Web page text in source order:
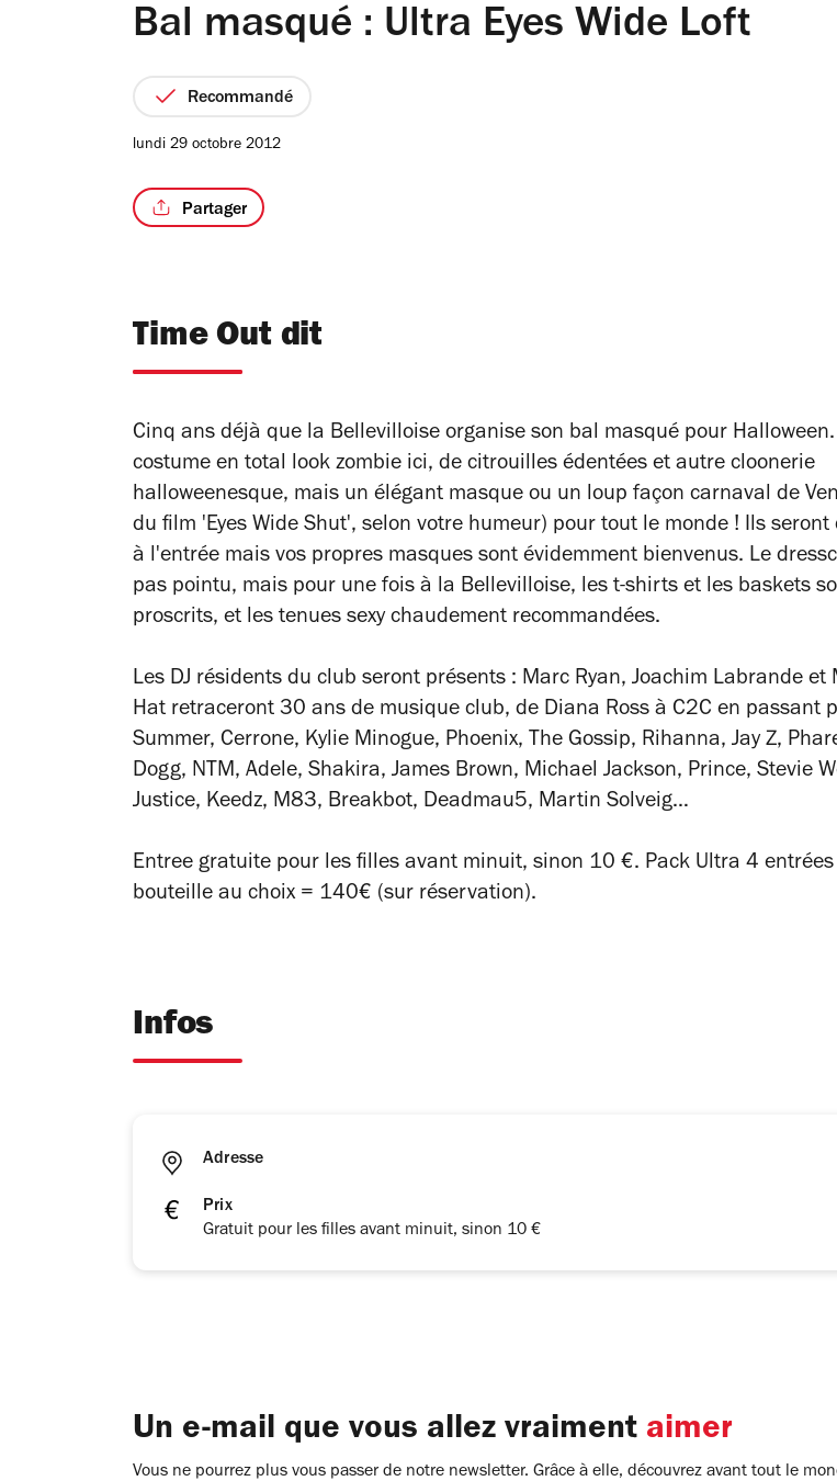
Bal masqué : Ultra Eyes Wide Loft
Recommandé
lundi 29 octobre 2012
Partager
Time Out dit
Cinq ans déjà que la Bellevilloise organise son bal masqué pour
costume en total look zombie ici, de citrouilles édentées et autre cloonerie
halloweenesque, mais un élégant masque ou un loup façon carnaval de
du film 'Eyes Wide Shut', selon votre humeur) pour tout le monde ! Ils
à l'entrée mais vos propres masques sont évidemment bienvenus. Le
pas pointu, mais pour une fois à la Bellevilloise, les t-shirts et les baskets
proscrits, et les tenues sexy chaudement recommandées.
Les DJ résidents du club seront présents : Marc Ryan, Joachim Labrande et
Hat retraceront 30 ans de musique club, de Diana Ross à C2C en passant
Summer, Cerrone, Kylie Minogue, Phoenix, The Gossip, Rihanna, Jay Z,
Dogg, NTM, Adele, Shakira, James Brown, Michael Jackson, Prince, Stevie
Justice, Keedz, M83, Breakbot, Deadmau5, Martin Solveig…
Entree gratuite pour les filles avant minuit, sinon 10 €. Pack Ultra 4 entrées
bouteille au choix = 140€ (sur réservation).
Infos
Adresse
Prix
Gratuit pour les filles avant minuit, sinon 10 €
Un e-mail que vous allez vraiment aimer
Vous ne pourrez plus vous passer de notre newsletter. Grâce à elle, découvrez avant tout le